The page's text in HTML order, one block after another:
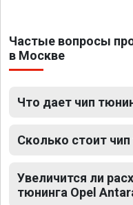
Частые вопросы
в Москве
Что дает чип
Сколько стоит
Увеличится ли
тюнинга Opel